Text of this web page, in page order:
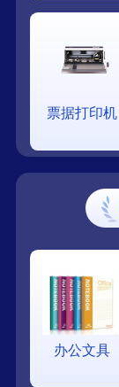
票据打印机
办公文具